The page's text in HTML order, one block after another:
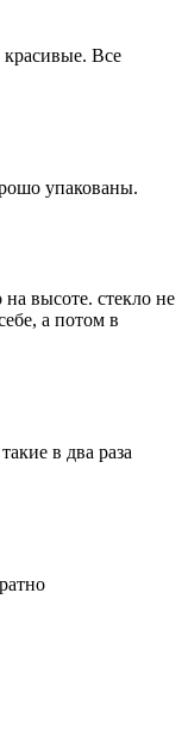
красивые. Все
упакованы.
высоте. стекло не
а потом в
в два раза